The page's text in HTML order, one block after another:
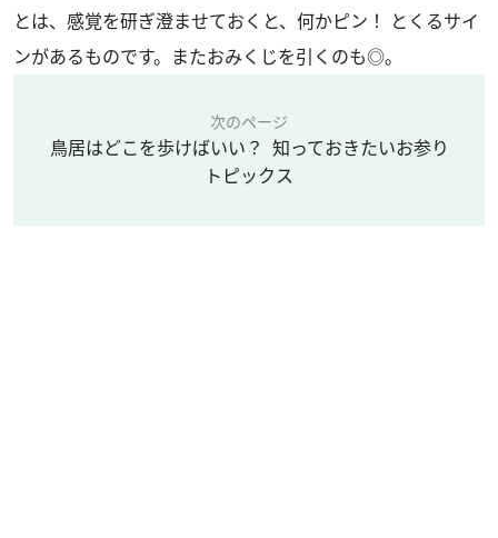
とは、感覚を研ぎ澄ませておくと、何かピン！ とくるサイ
ンがあるものです。またおみくじを引くのも◎。
次のページ
鳥居はどこを歩けばいい？ 知っておきたいお参り
トピックス